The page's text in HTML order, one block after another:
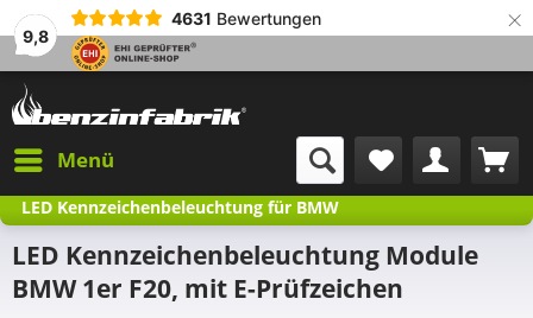
9,8
4631 Bewertungen ×
Menü
LED Kennzeichenbeleuchtung für BMW
LED Kennzeichenbeleuchtung Module
BMW 1er F20, mit E-Prüfzeichen